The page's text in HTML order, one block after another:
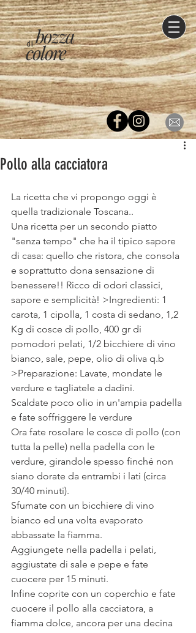
di
colore
bozza
Pollo alla cacciatora
La ricetta che vi propongo oggi è
quella tradizionale Toscana..
Una ricetta per un secondo piatto
"senza tempo" che ha il tipico sapore
di casa: quello che ristora, che consola
e soprattutto dona sensazione di
benessere!! Ricco di odori classici,
sapore e semplicità! >Ingredienti: 1
carota, 1 cipolla, 1 costa di sedano, 1,2
Kg di cosce di pollo, 400 gr di
pomodori pelati, 1/2 bicchiere di vino
bianco, sale, pepe, olio di oliva q.b
>Preparazione: Lavate, mondate le
verdure e tagliatele a dadini.
Scaldate poco olio in un'ampia padella
e fate soffriggere le verdure
Ora fate rosolare le cosce di pollo (con
tutta la pelle) nella padella con le
verdure, girandole spesso finché non
siano dorate da entrambi i lati (circa
30/40 minuti).
Sfumate con un bicchiere di vino
bianco ed una volta evaporato
abbassate la fiamma.
Aggiungete nella padella i pelati,
aggiustate di sale e pepe e fate
cuocere per 15 minuti.
Infine coprite con un coperchio e fate
cuocere il pollo alla cacciatora, a
fiamma dolce, ancora per una decina